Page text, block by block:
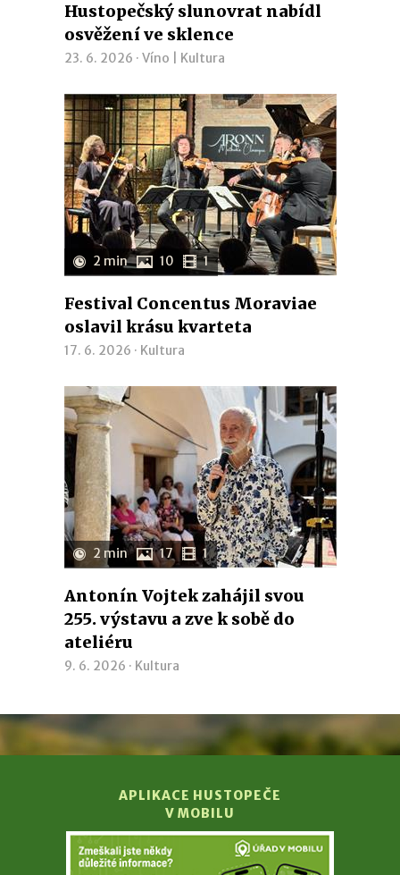
Hustopečský slunovrat nabídl
osvěžení ve sklence
23. 6. 2026 · Víno Kultura
2 min 10 1
Festival Concentus Moraviae
oslavil krásu kvarteta
17. 6. 2026 · Kultura
2 min 17 1
Antonín Vojtek zahájil svou
255. výstavu a zve k sobě do
ateliéru
9. 6. 2026 · Kultura
APLIKACE HUSTOPEČE
V MOBILU